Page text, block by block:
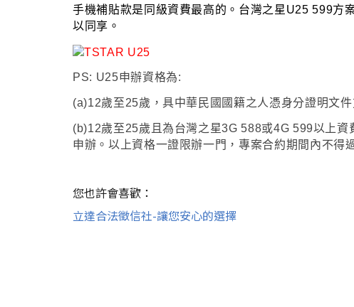
手機補貼款是同級資費最高的 。 台灣之星U25 599方
以同享 。
PS: U25申辦資格為:
(a)12歲至25歲，具中華民國國籍之人憑身分證明文
(b)12歲至25歲且為台灣之星3G 588或4G 599以上
申辦。以上資格一證限辦一門，專案合約期間內不得
您也許會喜歡：
立達合法徵信社-讓您安心的選擇